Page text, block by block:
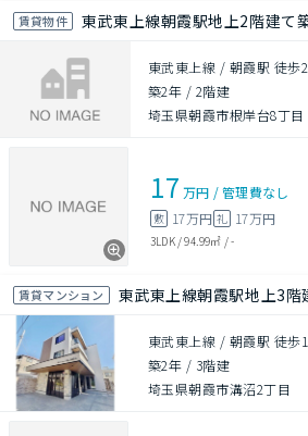
賃貸物件 東武東上線朝霞駅地上2階建て
東武東上線 / 朝霞駅 徒歩
築2年 / 2階建
埼玉県朝霞市根岸台8丁目
17 万円 /管理費なし
敷 17万円 礼 17万円
3LDK/94.99㎡ /-
賃貸マンション 東武東上線朝霞駅地上3階
東武東上線 / 朝霞駅 徒歩
築2年 / 3階建
埼玉県朝霞市溝沼2丁目